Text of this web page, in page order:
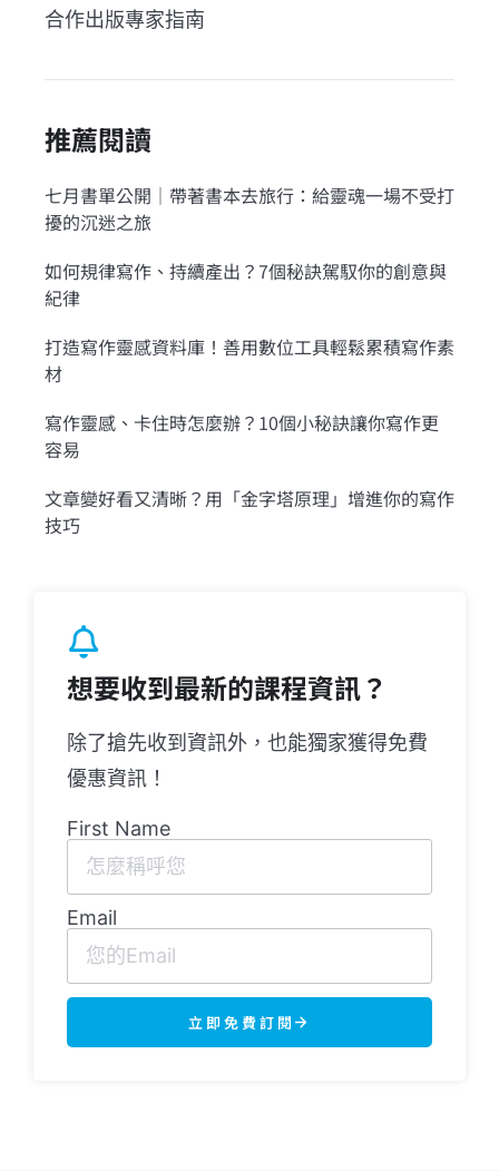
合作出版專家指南
推薦閱讀
七月書單公開｜帶著書本去旅行：給靈魂一場不受打
擾的沉迷之旅
如何規律寫作、持續產出？7個秘訣駕馭你的創意與
紀律
打造寫作靈感資料庫！善用數位工具輕鬆累積寫作素
材
寫作靈感、卡住時怎麼辦？10個小秘訣讓你寫作更
容易
文章變好看又清晰？用「金字塔原理」增進你的寫作
技巧
想要收到最新的課程資訊？
除了搶先收到資訊外，也能獨家獲得免費
優惠資訊！
First Name
Email
立即免費訂閱